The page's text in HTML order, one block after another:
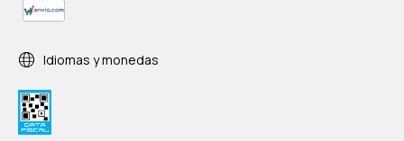
Idiomas y monedas